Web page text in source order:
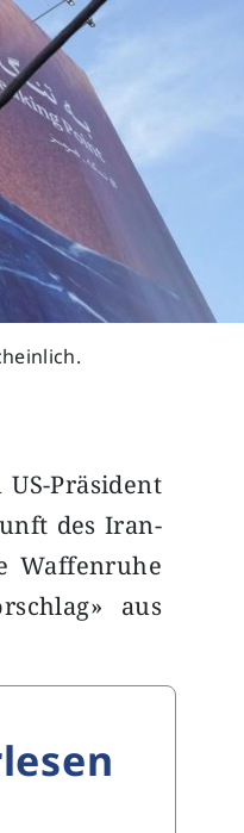
Präsident
des Iran-
Waffenruhe
aus